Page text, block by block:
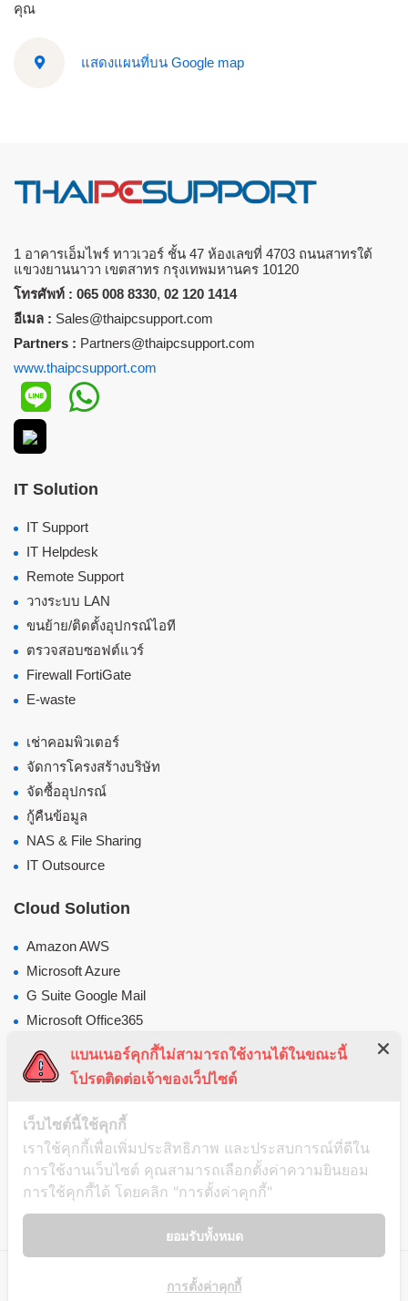
คุณ
แสดงแผนที่บน Google map
1 อาคารเอ็มไพร์ ทาวเวอร์ ชั้น 47 ห้องเลขที่ 4703 ถนนสาทรใต้
แขวงยานนาวา เขตสาทร กรุงเทพมหานคร 10120
โทรศัพท์ : 065 008 8330, 02 120 1414
อีเมล : Sales@thaipcsupport.com
Partners : Partners@thaipcsupport.com
www.thaipcsupport.com
IT Solution
IT Support
IT Helpdesk
Remote Support
วางระบบ LAN
ขนย้าย/ติดตั้งอุปกรณ์ไอที
ตรวจสอบซอฟต์แวร์
Firewall FortiGate
E-waste
เช่าคอมพิวเตอร์
จัดการโครงสร้างบริษัท
จัดซื้ออุปกรณ์
กู้คืนข้อมูล
NAS & File Sharing
IT Outsource
Cloud Solution
Amazon AWS
Microsoft Azure
G Suite Google Mail
Microsoft Office365
Web Speed Optimization
DevOps as a Services 24x7
Cloud Backup
Windows PC Backup
MySQL Consulting
Network Security
© 2020 Thaipcsupport. All Rights Reserved.
แบนเนอร์คุกกี้ไม่สามารถใช้งานได้ในขณะนี้
โปรดติดต่อเจ้าของเว็ปไซต์
เว็บไซต์นี้ใช้คุกกี้
เราใช้คุกกี้เพื่อเพิ่มประสิทธิภาพ และประสบการณ์ที่ดีใน
การใช้งานเว็บไซต์ คุณสามารถเลือกตั้งค่าความยินยอม
การใช้คุกกี้ได้ โดยคลิก "การตั้งค่าคุกกี้"
ยอมรับทั้งหมด
การตั้งค่าคุกกี้